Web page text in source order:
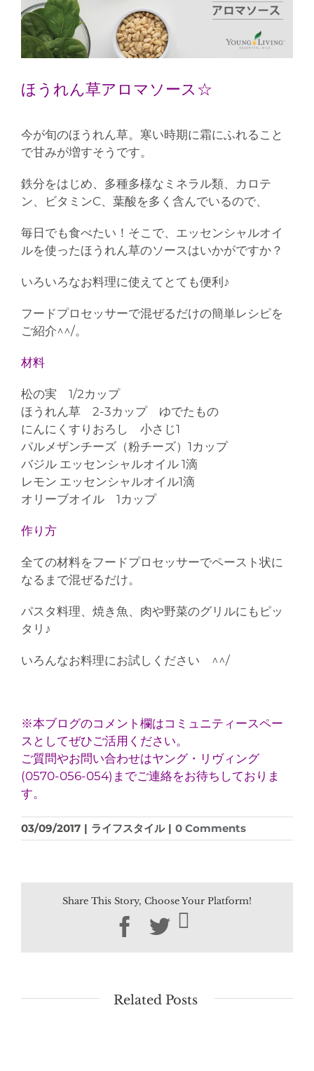
ほうれん草アロマソース☆
今が旬のほうれん草。寒い時期に霜にふれること
で甘みが増すそうです。
鉄分をはじめ、多種多様なミネラル類、カロテ
ン、ビタミンC、葉酸を多く含んでいるので、
毎日でも食べたい！そこで、エッセンシャルオイ
ルを使ったほうれん草のソースはいかがですか？
いろいろなお料理に使えてとても便利♪
フードプロセッサーで混ぜるだけの簡単レシピを
ご紹介^^/。
材料
松の実 1/2カップ
ほうれん草 2-3カップ ゆでたもの
にんにくすりおろし 小さじ1
パルメザンチーズ（粉チーズ）1カップ
バジル エッセンシャルオイル 1滴
レモン エッセンシャルオイル1滴
オリーブオイル 1カップ
作り方
全ての材料をフードプロセッサーでペースト状に
なるまで混ぜるだけ。
パスタ料理、焼き魚、肉や野菜のグリルにもピッ
タリ♪
いろんなお料理にお試しください ^^/
※本ブログのコメント欄はコミュニティースペー
スとしてぜひご活用ください。
ご質問やお問い合わせはヤング・リヴィング
(0570-056-054)までご連絡をお待ちしておりま
す。
03/09/2017 | ライフスタイル | 0 Comments
Share This Story, Choose Your Platform!
Facebook
Twitter
Related Posts